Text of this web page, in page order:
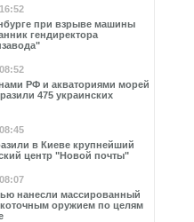
при взрыве машины
гендиректора
РФ и акваториями морей
475 украинских
в Киеве крупнейший
центр "Новой почты"
нанесли массированный
оружием по целям